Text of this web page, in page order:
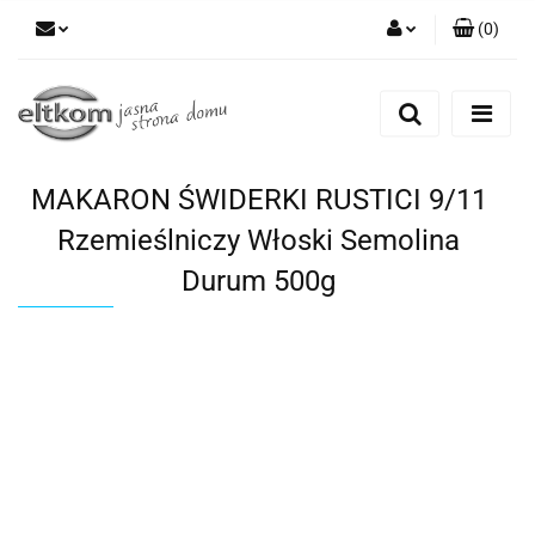
Zarejestruj się
(0)
MAKARON ŚWIDERKI RUSTICI 9/11
Rzemieślniczy Włoski Semolina
Durum 500g